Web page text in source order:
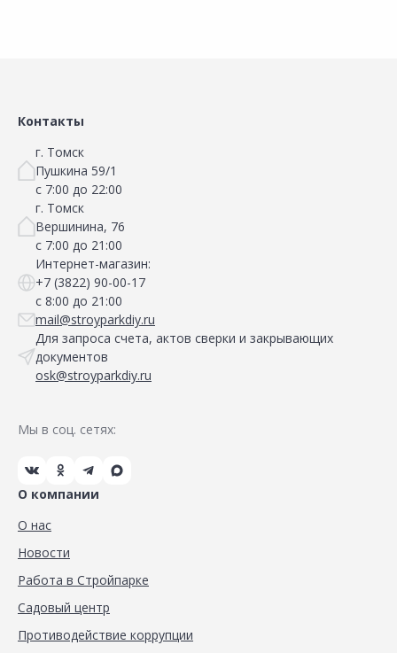
Контакты
г. Томск
Пушкина 59/1
с 7:00 до 22:00
г. Томск
Вершинина, 76
с 7:00 до 21:00
Интернет-магазин:
+7 (3822) 90-00-17
с 8:00 до 21:00
mail@stroyparkdiy.ru
Для запроса счета, актов сверки и закрывающих
документов
osk@stroyparkdiy.ru
Мы в соц. сетях:
О компании
О нас
Новости
Работа в Стройпарке
Садовый центр
Противодействие коррупции